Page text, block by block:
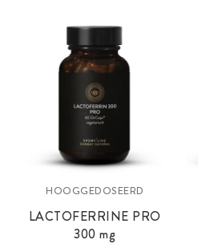
HOOGGEDOSEERD
LACTOFERRINE PRO
300 mg